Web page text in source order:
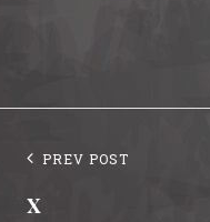
Previous
Post
PREV POST
x